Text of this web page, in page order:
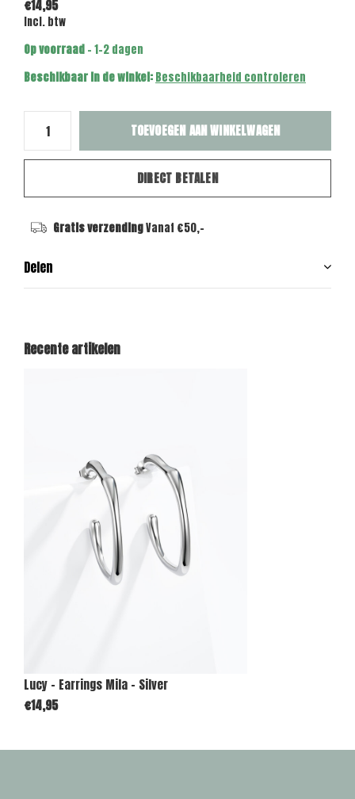
€14,95
Incl. btw
Op voorraad- 1-2 dagen
Beschikbaar in de winkel:Beschikbaarheid controleren
TOEVOEGEN AAN WINKELWAGEN
DIRECT BETALEN
Gratis verzendingVanaf €50,-
Delen
Recente artikelen
Lucy - Earrings Mila - Silver
€14,95